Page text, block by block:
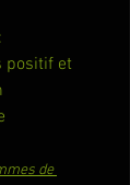
:
positif et
de